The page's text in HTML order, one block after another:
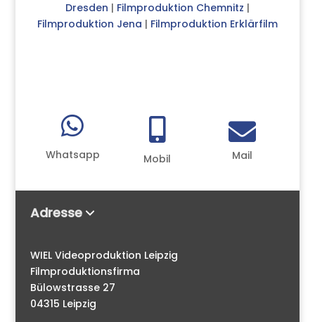
Dresden | Filmproduktion Chemnitz |
Filmproduktion Jena | Filmproduktion Erklärfilm

Whatsapp

Mobil

Mail
Adresse
WIEL Videoproduktion Leipzig
Filmproduktionsfirma
Bülowstrasse 27
04315 Leipzig